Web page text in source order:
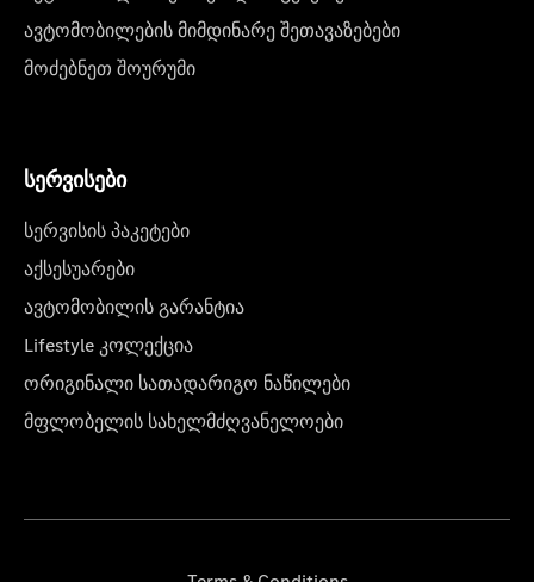
ავტომობილების მიმდინარე შეთავაზებები
მოძებნეთ შოურუმი
სერვისები
სერვისის პაკეტები
აქსესუარები
ავტომობილის გარანტია
Lifestyle კოლექცია
ორიგინალი სათადარიგო ნაწილები
მფლობელის სახელმძღვანელოები